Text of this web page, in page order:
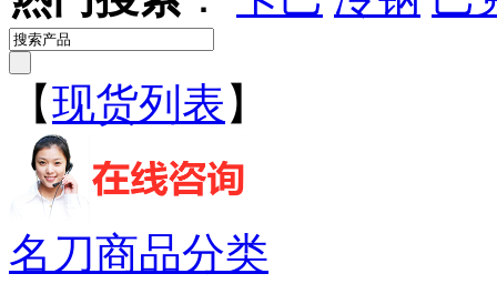
【现货列表 】
名刀商品分类